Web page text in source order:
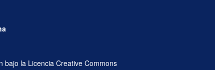
bajo la Licencia Creative Commons